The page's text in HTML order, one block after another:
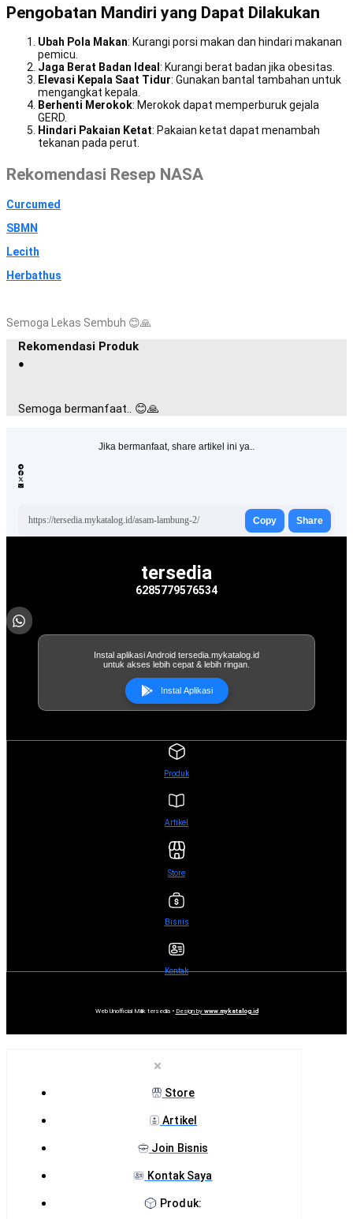
Pengobatan Mandiri yang Dapat Dilakukan
Ubah Pola Makan: Kurangi porsi makan dan hindari makanan
pemicu.
Jaga Berat Badan Ideal : Kurangi berat badan jika obesitas.
Elevasi Kepala Saat Tidur: Gunakan bantal tambahan untuk
mengangkat kepala.
Berhenti Merokok: Merokok dapat memperburuk gejala
GERD.
Hindari Pakaian Ketat: Pakaian ketat dapat menambah
tekanan pada perut.
Rekomendasi Resep NASA
Curcumed
SBMN
Lecith
Herbathus
Semoga Lekas Sembuh 😊🙏
Rekomendasi Produk
●
Semoga bermanfaat.. 😊🙏
Jika bermanfaat, share artikel ini ya..
https://tersedia.mykatalog.id/asam-lambung-2/ Copy Share
tersedia
6285779576534
Instal aplikasi Android tersedia.mykatalog.id
untuk akses lebih cepat & lebih ringan.
Instal Aplikasi
Produk
Artikel
Store
Bisnis
Kontak
Web Unofficial Milik tersedia • Design by www.mykatalog.id
Store
Artikel
Join Bisnis
Kontak Saya
Produk: